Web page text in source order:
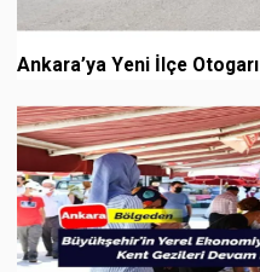
Ankara’ya Yeni İlçe Otogarı